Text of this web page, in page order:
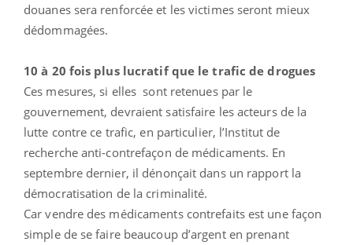
douanes sera renforcée et les victimes seront mieux
dédommagées.
10 à 20 fois plus lucratif que le trafic de drogues
Ces mesures, si elles sont retenues par le
gouvernement, devraient satisfaire les acteurs de la
lutte contre ce trafic, en particulier, l’Institut de
recherche anti-contrefaçon de médicaments. En
septembre dernier, il dénonçait dans un rapport la
démocratisation de la criminalité.
Car vendre des médicaments contrefaits est une façon
simple de se faire beaucoup d’argent en prenant